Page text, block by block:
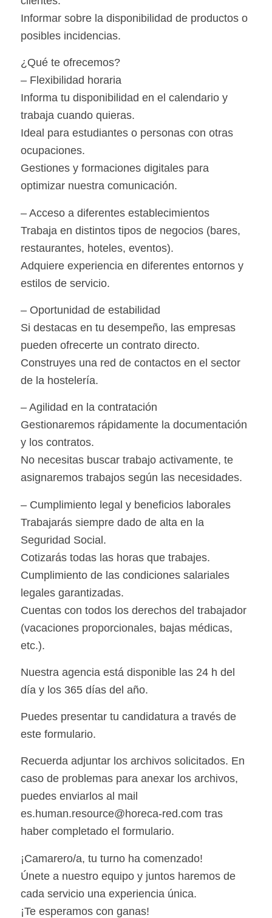
Informar sobre la disponibilidad de productos o
posibles incidencias.
¿Qué te ofrecemos?
– Flexibilidad horaria
Informa tu disponibilidad en el calendario y
trabaja cuando quieras.
Ideal para estudiantes o personas con otras
ocupaciones.
Gestiones y formaciones digitales para
optimizar nuestra comunicación.
– Acceso a diferentes establecimientos
Trabaja en distintos tipos de negocios (bares,
restaurantes, hoteles, eventos).
Adquiere experiencia en diferentes entornos y
estilos de servicio.
– Oportunidad de estabilidad
Si destacas en tu desempeño, las empresas
pueden ofrecerte un contrato directo.
Construyes una red de contactos en el sector
de la hostelería.
– Agilidad en la contratación
Gestionaremos rápidamente la documentación
y los contratos.
No necesitas buscar trabajo activamente, te
asignaremos trabajos según las necesidades.
– Cumplimiento legal y beneficios laborales
Trabajarás siempre dado de alta en la
Seguridad Social.
Cotizarás todas las horas que trabajes.
Cumplimiento de las condiciones salariales
legales garantizadas.
Cuentas con todos los derechos del trabajador
(vacaciones proporcionales, bajas médicas,
etc.).
Nuestra agencia está disponible las 24 h del
día y los 365 días del año.
Puedes presentar tu candidatura a través de
este formulario.
Recuerda adjuntar los archivos solicitados. En
caso de problemas para anexar los archivos,
puedes enviarlos al mail
es.human.resource@horeca-red.com tras
haber completado el formulario.
¡Camarero/a, tu turno ha comenzado!
Únete a nuestro equipo y juntos haremos de
cada servicio una experiencia única.
¡Te esperamos con ganas!